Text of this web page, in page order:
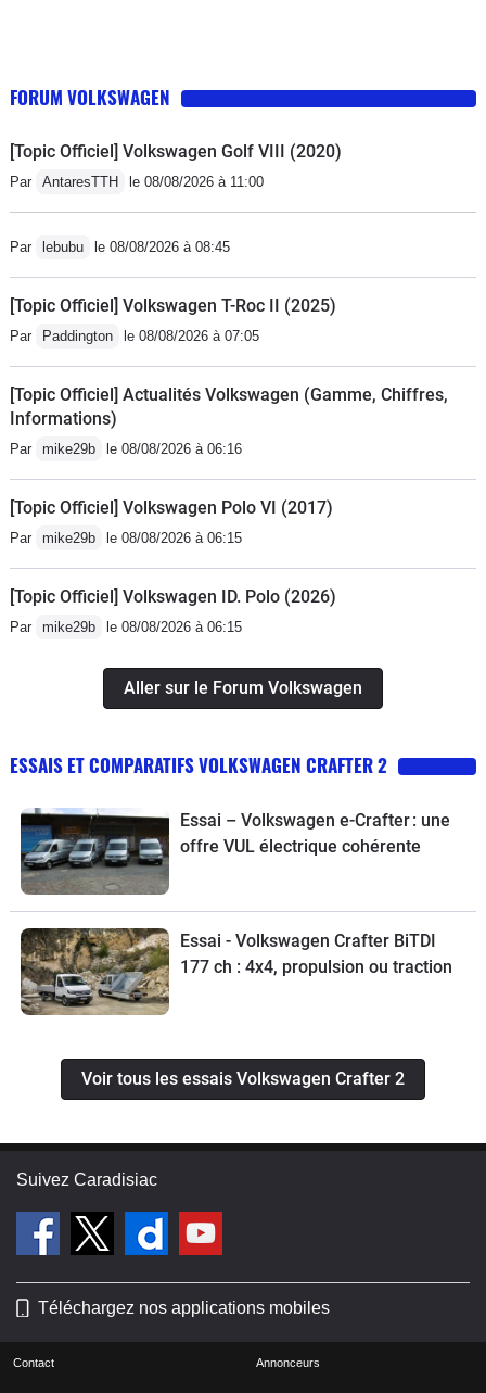
FORUM VOLKSWAGEN
[Topic Officiel] Volkswagen Golf VIII (2020)
Par AntaresTTH le 08/08/2026 à 11:00
Par lebubu le 08/08/2026 à 08:45
[Topic Officiel] Volkswagen T-Roc II (2025)
Par Paddington le 08/08/2026 à 07:05
[Topic Officiel] Actualités Volkswagen (Gamme, Chiffres,
Informations)
Par mike29b le 08/08/2026 à 06:16
[Topic Officiel] Volkswagen Polo VI (2017)
Par mike29b le 08/08/2026 à 06:15
[Topic Officiel] Volkswagen ID. Polo (2026)
Par mike29b le 08/08/2026 à 06:15
Aller sur le Forum Volkswagen
ESSAIS ET COMPARATIFS VOLKSWAGEN CRAFTER 2
Essai – Volkswagen e-Crafter : une
offre VUL électrique cohérente
Essai - Volkswagen Crafter BiTDI
177 ch : 4x4, propulsion ou traction
Voir tous les essais Volkswagen Crafter 2
Suivez Caradisiac
Téléchargez nos applications mobiles
Contact Annonceurs